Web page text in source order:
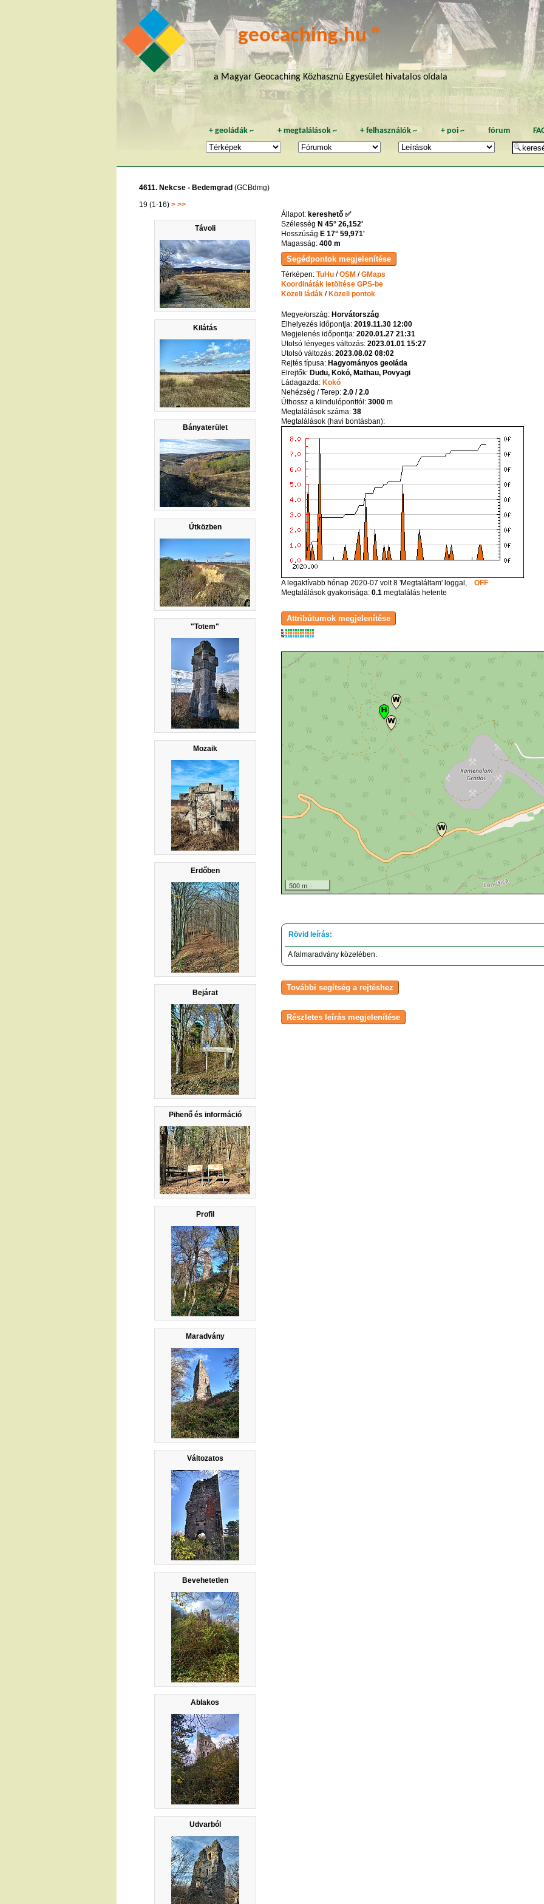
geocaching.hu ®
a Magyar Geocaching Közhasznú Egyesület hivatalos oldala
+geoládák ~ + megtalálások~ +felhasználók ~ + poi~ fórum
4611. Nekcse - Bedemgrad (GCBdmg)
19 (1-16) > >>
Távoli
Kilátás
Bányaterület
Útközben
"Totem"
Mozaik
Erdőben
Bejárat
Pihenő és információ
Profil
Maradvány
Változatos
Bevehetetlen
Ablakos
Udvarból
Állapot: kereshető ✅
Szélesség N 45° 26,152'
Hosszúság E 17° 59,971'
Magasság: 400 m
Térképen: TuHu/OSM/GMaps
Koordináták letöltése GPS-be
Közeli ládák/Közeli pontok
Megye/ország: Horvátország
Elhelyezés időpontja: 2019.11.30 12:00
Megjelenés időpontja: 2020.01.27 21:31
Utolsó lényeges változás: 2023.01.01 15:27
Utolsó változás: 2023.08.02 08:02
Rejtés típusa: Hagyományos geoláda
Elrejtők: Dudu, Kokó, Mathau, Povyagi
Ládagazda: Kokó
Nehézség / Terep: 2.0 / 2.0
Úthossz a kiindulóponttól: 3000m
Megtalálások száma: 38
Megtalálások (havi bontásban):
A legaktívabb hónap 2020-07 volt 8 'Megtaláltam' loggal, OFF
Megtalálások gyakorisága: 0.1 megtalálás hetente
K
R
W
500 m
A falmaradvány közelében.